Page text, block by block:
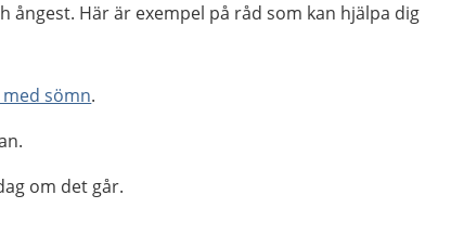
ångest. Här är exempel på råd som kan hjälpa dig
sömn.
om det går.